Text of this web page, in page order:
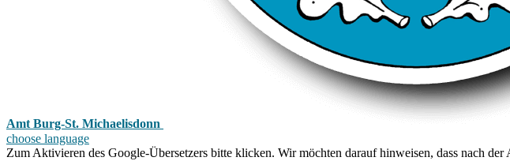
Amt Burg-St. Michaelisdonn
choose language
Zum Aktivieren des Google-Übersetzers bitte klicken. Wir möchten darauf hinweisen, dass nach